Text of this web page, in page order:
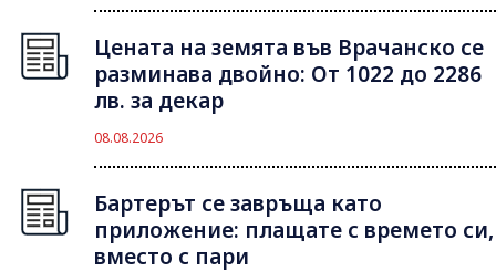
Цената на земята във Врачанско се
разминава двойно: От 1022 до 2286
лв. за декар
08.08.2026
Бартерът се завръща като
приложение: плащате с времето си,
вместо с пари